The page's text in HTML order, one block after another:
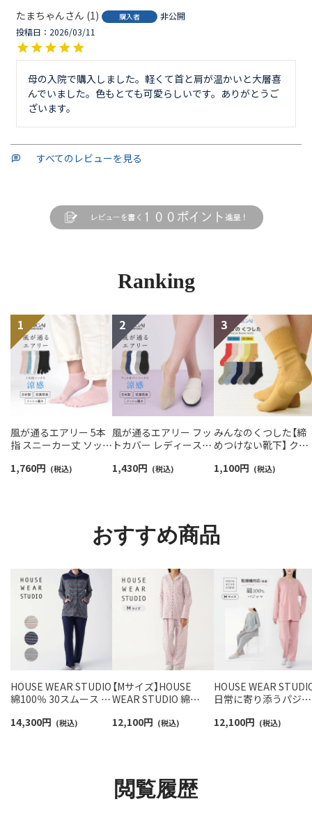
たまちゃん 1 購入者
非公開
投稿日
2026/03/11
母の入院で購入しました。軽くて首と肩が温かいと大層喜
んでいました。色もとても可愛らしいです。ありがとうご
ざいます。
すべてのレビューを見る
Ranking
風が通るエアリー 5本
指 スニーカー丈 ソック
抗菌防臭 NAIGAI
1,760円 (税込)
風が通るエアリー フッ
トカバー レディース
03022420
1,430円 (税込)
みんなのくつした【締
めつけない靴下】 クル
【20-22cm】【22-24cm
1,100円 (税込)
おすすめ商品
HOUSE WEAR STUDIO
綿100％ 30スムース パ
ーダー 長袖 長丈パンツ
14,300円 (税込)
【Mサイズ】HOUSE
WEAR STUDIO 綿
プリント レインドロッ
12,100円 (税込)
HOUSE WEAR
日常に寄り添うパジャ
フラット縫製 天竺杢
12,100円 (税込)
閲覧履歴